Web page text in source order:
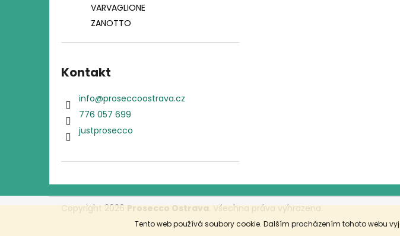
Tento web používá soubory cookie. Dalším procházením tohoto webu
VARVAGLIONE
ZANOTTO
Kontakt
info@proseccoostrava.cz
776 057 699
justprosecco
Z Copyright 2026Prosecco Ostrava. Všechna práva vyhrazena.